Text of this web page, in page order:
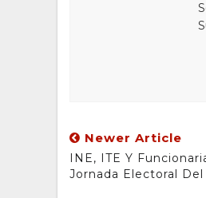
Newer Article
INE, ITE Y
Jornada Electoral Del